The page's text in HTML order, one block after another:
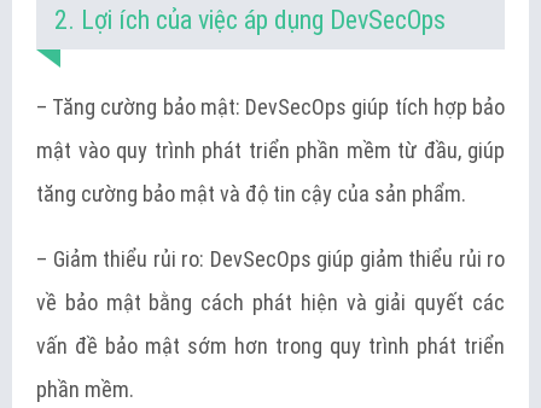
2. Lợi ích của việc áp dụng DevSecOps
– Tăng cường bảo mật: DevSecOps giúp tích hợp bảo
mật vào quy trình phát triển phần mềm từ đầu, giúp
tăng cường bảo mật và độ tin cậy của sản phẩm.
– Giảm thiểu rủi ro: DevSecOps giúp giảm thiểu rủi ro
về bảo mật bằng cách phát hiện và giải quyết các
vấn đề bảo mật sớm hơn trong quy trình phát triển
phần mềm.